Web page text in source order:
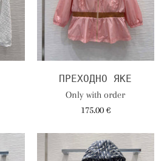
ПРЕХОДНО ЯКЕ
Only with order
175.00 €